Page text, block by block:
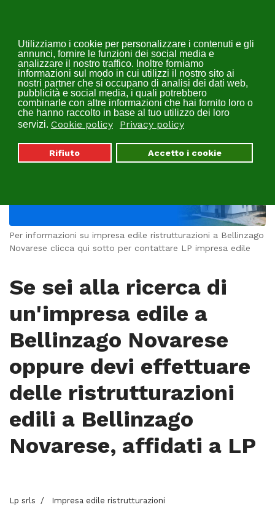
Utilizziamo i cookie per personalizzare i contenuti e gli
annunci, fornire le funzioni dei social media e
analizzare il nostro traffico. Inoltre forniamo
informazioni sul modo in cui utilizzi il nostro sito ai
nostri partner che si occupano di analisi dei dati web,
pubblicità e social media, i quali potrebbero
combinarle con altre informazioni che hai fornito loro o
che hanno raccolto in base al tuo utilizzo dei loro
servizi. Cookie policy Privacy policy
Rifiuto Accetto i cookie
Impresa Edile
Ristrutturazioni Bellinzago
Novarese | LP
Per informazioni su impresa edile ristrutturazioni a Bellinzago
Novarese clicca qui sotto per contattare LP impresa edile
Se sei alla ricerca di
un'impresa edile a
Bellinzago Novarese
oppure devi effettuare
delle ristrutturazioni
edili a Bellinzago
Novarese, affidati a LP
Lp srls Impresa edile ristrutturazioni